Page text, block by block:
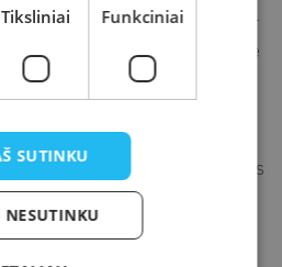
Vasiliauskienė. „Fotoakimirka“ –
kuri pastaruosius metus surengė
Kretingos mieste ir rajone,
ir kitur.
metus į šalį, imi už rankos
kalną. Nes fotografija mums –
Ir ši paroda – tai dalelė
parengę fotografijos
Tiksliniai Funkciniai
SUTINKU
NESUTINKU